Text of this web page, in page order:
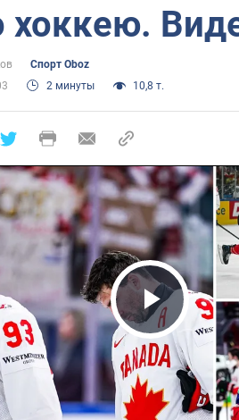
хоккею.
Спорт Oboz
2 минуты 10,8 т.
Play